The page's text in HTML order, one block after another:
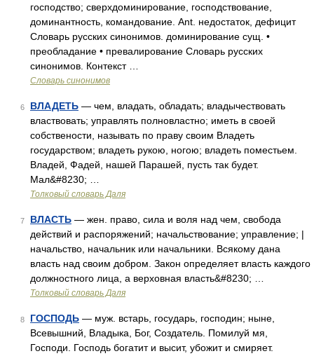
господство; сверхдоминирование, господствование,
доминантность, командование. Ant. недостаток, дефицит
Словарь русских синонимов. доминирование сущ. •
преобладание • превалирование Словарь русских
синонимов. Контекст …
Словарь синонимов
6 ВЛАДЕТЬ — чем, владать, обладать; владычествовать
властвовать; управлять полновластно; иметь в своей
собствености, называть по праву своим Владеть
государством; владеть рукою, ногою; владеть поместьем.
Владей, Фадей, нашей Парашей, пусть так будет.
Мал&#8230; …
Толковый словарь Даля
7 ВЛАСТЬ — жен. право, сила и воля над чем, свобода
действий и распоряжений; начальствование; управление; |
начальство, начальник или начальники. Всякому дана
власть над своим добром. Закон определяет власть каждого
должностного лица, а верховная власть&#8230; …
Толковый словарь Даля
8 ГОСПОДЬ — муж. встарь, государь, господин; ныне,
Всевышний, Владыка, Бог, Создатель. Помилуй мя,
Господи. Господь богатит и высит, убожит и смиряет.